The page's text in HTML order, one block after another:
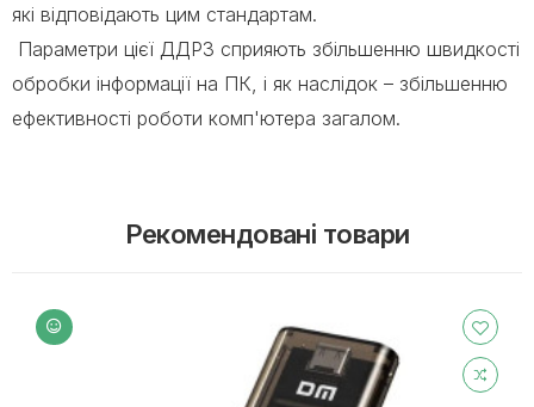
які відповідають цим стандартам.
Параметри цієї ДДР3 сприяють збільшенню швидкості
обробки інформації на ПК, і як наслідок – збільшенню
ефективності роботи комп'ютера загалом.
Рекомендовані товари